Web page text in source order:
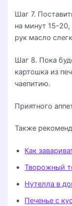
Шаг 7.
на минут 15-20,
рук масло
Шаг 8. Пока
картошка из
чаепитию.
Приятного
Также
Как
Творожный
Нутелла в
Печенье с